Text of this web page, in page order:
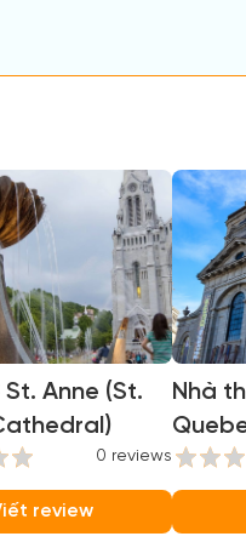
Anne (St.
0 reviews
review
Nhà
Our